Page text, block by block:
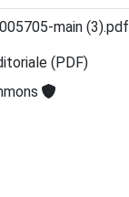
main (3).pdf
(PDF)